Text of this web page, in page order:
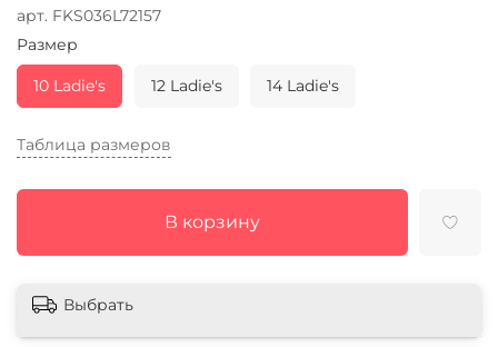
арт. FKS036L72157
Таблица размеров
В корзину
Размер
10 Ladie's 12 Ladie's 14 Ladie's
Выбрать